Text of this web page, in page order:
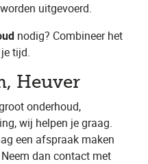
uitgevoerd.
nodig? Combineer het
tijd.
Heuver
onderhoud,
wij helpen je graag.
een ​afspraak​ maken
dan contact met